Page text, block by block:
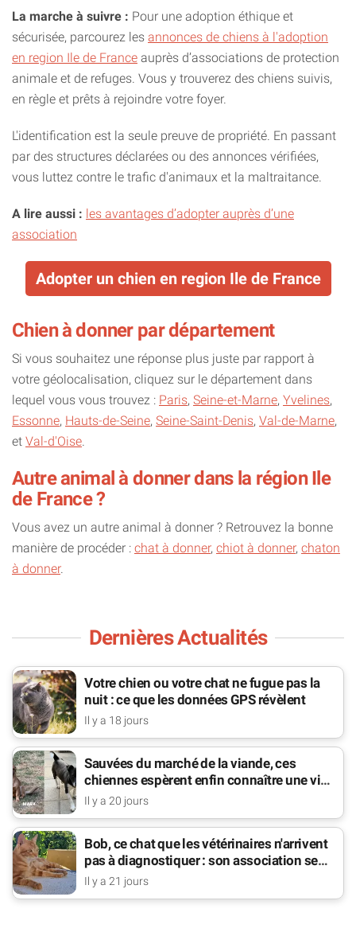
La marche à suivre : Pour une adoption éthique et
sécurisée, parcourez les annonces de chiens à l'adoption
en region Ile de France auprès d’associations de protection
animale et de refuges. Vous y trouverez des chiens suivis,
en règle et prêts à rejoindre votre foyer.
L'identification est la seule preuve de propriété. En passant
par des structures déclarées ou des annonces vérifiées,
vous luttez contre le trafic d'animaux et la maltraitance.
A lire aussi : les avantages d’adopter auprès d’une
association
Adopter un chien en region Ile de France
Chien à donner par département
Si vous souhaitez une réponse plus juste par rapport à
votre géolocalisation, cliquez sur le département dans
lequel vous vous trouvez : Paris, Seine-et-Marne, Yvelines,
Essonne, Hauts-de-Seine, Seine-Saint-Denis, Val-de-Marne,
et Val-d'Oise
Autre animal à donner dans la région Ile
de France ?
Vous avez un autre animal à donner ? Retrouvez la bonne
manière de procéder : chat à donner, chiot à donner, chaton
à donner.
Dernières Actualités
Votre chien ou votre chat ne fugue pas la
nuit : ce que les données GPS révèlent
Il y a 18 jours
Sauvées du marché de la viande, ces
chiennes espèrent enfin connaître une vie
de famille
Il y a 20 jours
Bob, ce chat que les vétérinaires n'arrivent
pas à diagnostiquer : son association se
bat pour lui
Il y a 21 jours